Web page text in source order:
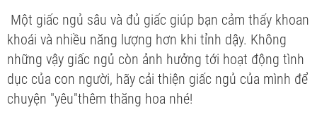
Một giấc ngủ sâu và đủ giấc giúp bạn cảm thấy khoan
khoái và nhiều năng lượng hơn khi tỉnh dậy. Không
những vậy giấc ngủ còn ảnh hưởng tới hoạt động tình
dục của con người, hãy cải thiện giấc ngủ của mình để
chuyện "yêu"thêm thăng hoa nhé!